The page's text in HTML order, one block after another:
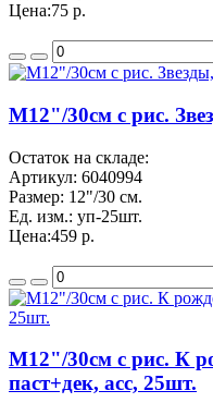
Цена:75 р.
M12"/30см с рис.
Остаток на складе:
Артикул: 6040994
Размер: 12"/30 см.
Ед. изм.: уп-25шт.
Цена:459 р.
M12"/30см с рис. К
паст+дек, асс, 25шт.